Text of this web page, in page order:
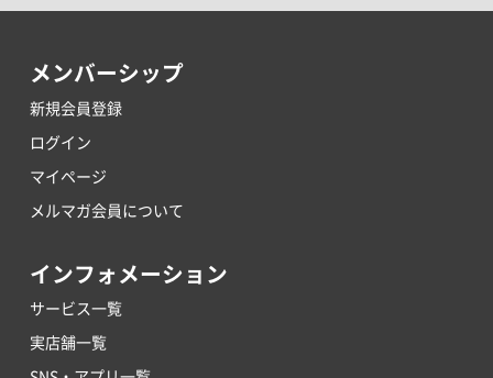
メンバーシップ
新規会員登録
ログイン
マイページ
メルマガ会員について
インフォメーション
サービス一覧
実店舗一覧